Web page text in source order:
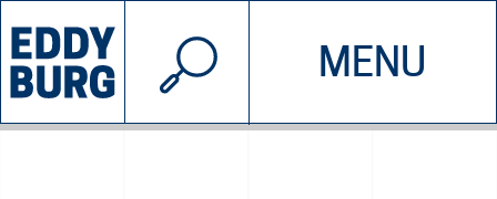
MENU
INIZIATIVE CHI SIAMO
© 2026 EDDYBURG